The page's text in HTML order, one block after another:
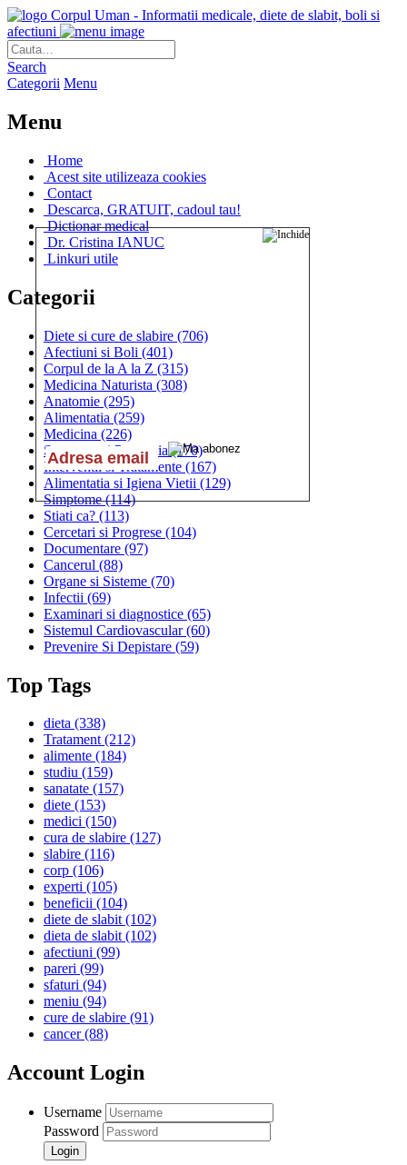
Corpul Uman - Informatii medicale, diete de slabit, boli si
afectiuni
Search
Categorii Menu
Menu
Home
Acest site utilizeaza cookies
Contact
Descarca, GRATUIT, cadoul tau!
Dictionar medical
Dr. Cristina IANUC
Linkuri utile
Categorii
Diete si cure de slabire (706)
Afectiuni si Boli (401)
Corpul de la A la Z (315)
Medicina Naturista (308)
Anatomie (295)
Alimentatia (259)
Medicina (226)
Sanatatea si Preventia(170)
Interventii si Tratamente (167)
Alimentatia si Igiena Vietii (129)
Simptome(114)
Stiati ca? (113)
Cercetari si Progrese (104)
Documentare (97)
Cancerul (88)
Organe si Sisteme (70)
Infectii (69)
Examinari si diagnostice (65)
Sistemul Cardiovascular(60)
Prevenire Si Depistare (59)
Top Tags
dieta (338)
Tratament(212)
alimente (184)
studiu (159)
sanatate (157)
diete (153)
medici (150)
cura de slabire (127)
slabire (116)
corp (106)
experti (105)
beneficii (104)
diete de slabit(102)
dieta de slabit(102)
afectiuni (99)
pareri (99)
sfaturi (94)
meniu (94)
cure de slabire (91)
cancer(88)
Account Login
Username
Password